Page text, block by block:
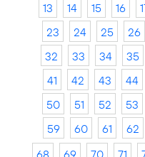
13
14 15 16
23
24 25 26
32
33 34 35
41
42 43 44
50
51 52 53
59
60 61 62
68
69 70 71